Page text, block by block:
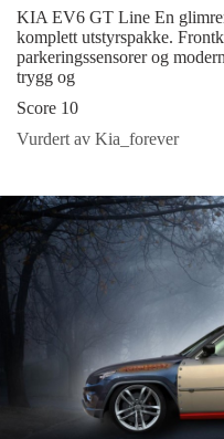
KIA EV6 GT Line En
komplett utstyrspakke.
parkeringssensorer og
trygg og
Score 10
Vurdert av Kia_forever